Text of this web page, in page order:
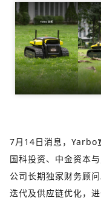
7月14日消息，Yarbo
国科投资、中金资本
公司长期独家财务顾
迭代及供应链优化，